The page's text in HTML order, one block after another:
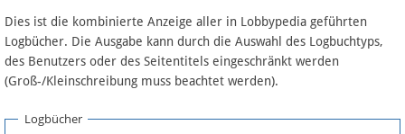
Artikel nach Kategorien
FAQ
Dies ist die kombinierte Anzeige aller in Lobbypedia geführten
Logbücher. Die Ausgabe kann durch die Auswahl des Logbuchtyps,
des Benutzers oder des Seitentitels eingeschränkt werden
(Groß-/Kleinschreibung muss beachtet werden).
Logbücher